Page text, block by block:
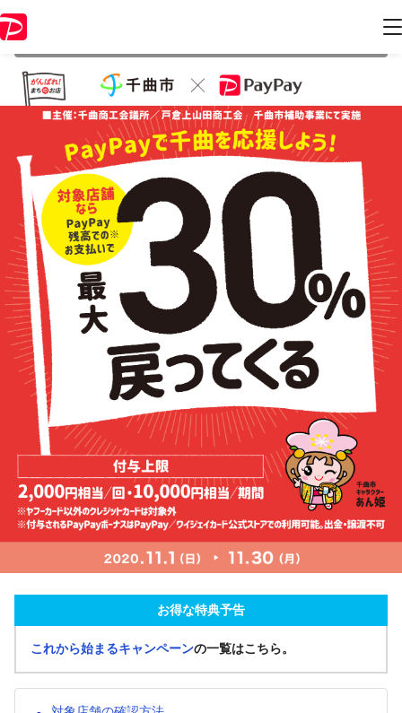
の情報はキャンペーン終了時点のものになります。
お得な特典予告
これから始まるキャンペーンの一覧はこちら。